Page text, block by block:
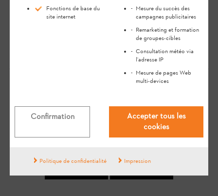
procédure correcte de mise au rebut des déchets.
La batterie et l’appareil doivent être mis au rebut
La réponse vous a-t-elle aidé ?
Oui Non
Fonctions de base du
site internet
Mesure du succès des
campagnes publicitaires
Remarketing et formation
de groupes-cibles
Consultation météo via
l'adresse IP
Mesure de pages Web
multi-devices
Confirmation
Accepter tous les
cookies
Politique de confidentialité Impression